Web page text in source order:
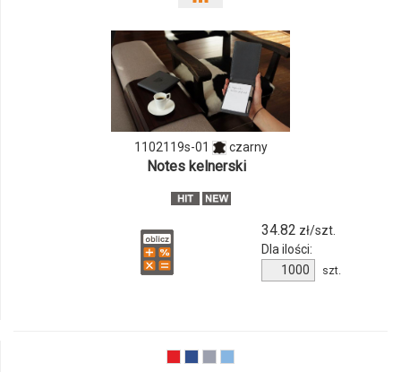
odmiany
i
ilości
produktu
1102119s-
01
1102119s-01 czarny
Notes kelnerski
34.82 zł/szt.
Dla ilości:
Ilość
produktu
szt.